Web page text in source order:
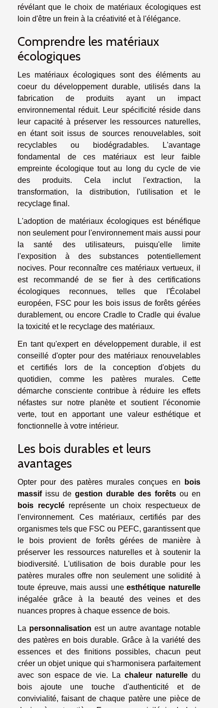
révélant que le choix de matériaux écologiques est
loin d'être un frein à la créativité et à l'élégance.
Comprendre les matériaux
écologiques
Les matériaux écologiques sont des éléments au
coeur du développement durable, utilisés dans la
fabrication de produits ayant un impact
environnemental réduit. Leur spécificité réside dans
leur capacité à préserver les ressources naturelles,
en étant soit issus de sources renouvelables, soit
recyclables ou biodégradables. L'avantage
fondamental de ces matériaux est leur faible
empreinte écologique tout au long du cycle de vie
des produits. Cela inclut l'extraction, la
transformation, la distribution, l'utilisation et le
recyclage final.
L'adoption de matériaux écologiques est bénéfique
non seulement pour l'environnement mais aussi pour
la santé des utilisateurs, puisqu'elle limite
l'exposition à des substances potentiellement
nocives. Pour reconnaître ces matériaux vertueux, il
est recommandé de se fier à des certifications
écologiques reconnues, telles que l'Écolabel
européen, FSC pour les bois issus de forêts gérées
durablement, ou encore Cradle to Cradle qui évalue
la toxicité et le recyclage des matériaux.
En tant qu'expert en développement durable, il est
conseillé d'opter pour des matériaux renouvelables
et certifiés lors de la conception d'objets du
quotidien, comme les patères murales. Cette
démarche consciente contribue à réduire les effets
néfastes sur notre planète et soutient l'économie
verte, tout en apportant une valeur esthétique et
fonctionnelle à votre intérieur.
Les bois durables et leurs
avantages
Opter pour des patères murales conçues en
bois
massifissu de gestion durable des forêts ou en
bois recycléreprésente un choix respectueux de
l'environnement. Ces matériaux, certifiés par des
organismes tels que FSC ou PEFC, garantissent que
le bois provient de forêts gérées de manière à
préserver les ressources naturelles et à soutenir la
biodiversité. L'utilisation de bois durable pour les
patères murales offre non seulement une solidité à
toute épreuve, mais aussi uneesthétique naturelle
inégalée grâce à la beauté des veines et des
nuances propres à chaque essence de bois.
La personnalisation est un autre avantage notable
des patères en bois durable. Grâce à la variété des
essences et des finitions possibles, chacun peut
créer un objet unique qui s'harmonisera parfaitement
avec son espace de vie. La chaleur naturelle du
bois ajoute une touche d'authenticité et de
convivialité, faisant de chaque patère une pièce de